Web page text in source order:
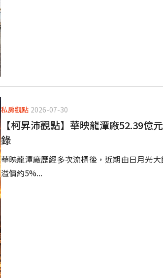
私房觀點 2026-07-30
【柯昇沛觀點】華映龍潭廠52.39億
錄
華映龍潭廠歷經多次流標後，近期由日月光
溢價約5%...